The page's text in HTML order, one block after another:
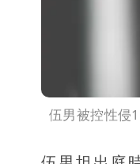
白海
白海
伍男被控性侵